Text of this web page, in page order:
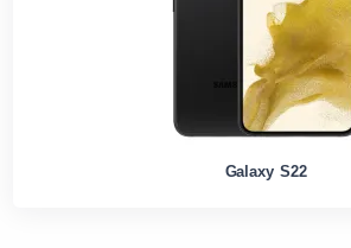
Galaxy S22